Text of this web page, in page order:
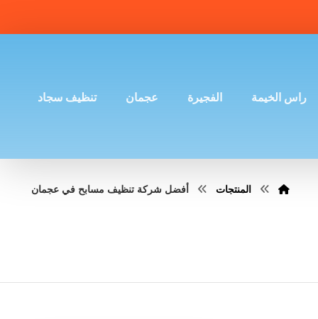
راس الخيمة الفجيرة عجمان تنظيف سجاد
المنتجات أفضل شركة تنظيف مسابح في عجمان